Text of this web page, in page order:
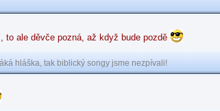
to ale děvče pozná, až když bude pozdě
hláška, tak biblický songy jsme nezpívali!